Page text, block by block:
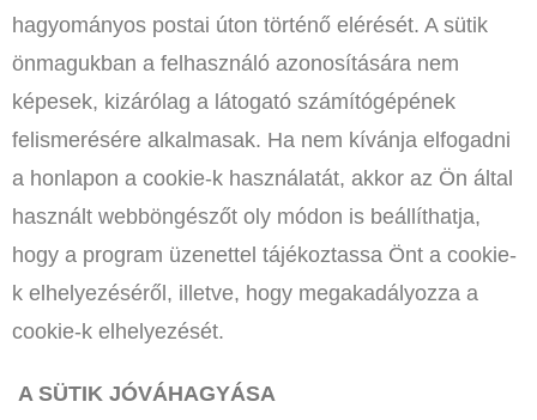
hagyományos postai úton történő elérését. A sütik
önmagukban a felhasználó azonosítására nem
képesek, kizárólag a látogató számítógépének
felismerésére alkalmasak. Ha nem kívánja elfogadni
a honlapon a cookie-k használatát, akkor az Ön által
használt webböngészőt oly módon is beállíthatja,
hogy a program üzenettel tájékoztassa Önt a cookie-
k elhelyezéséről, illetve, hogy megakadályozza a
cookie-k elhelyezését.
A SÜTIK JÓVÁHAGYÁSA